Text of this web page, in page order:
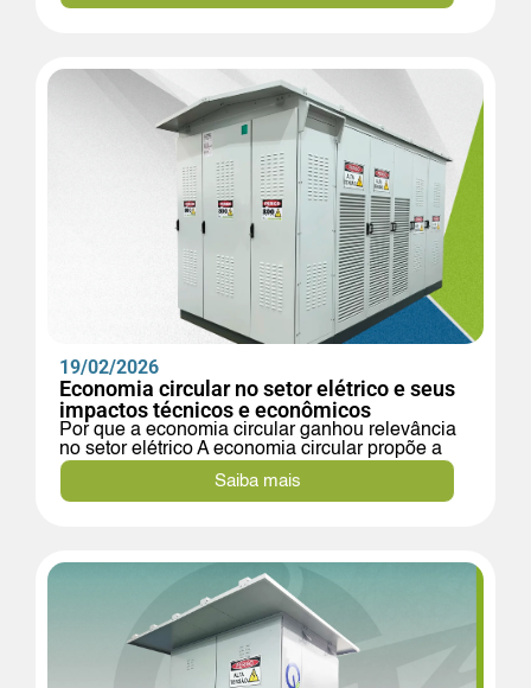
19/02/2026
Economia circular no setor elétrico e seus
impactos técnicos e econômicos
Por que a economia circular ganhou relevância
no setor elétrico A economia circular propõe a
Saiba mais